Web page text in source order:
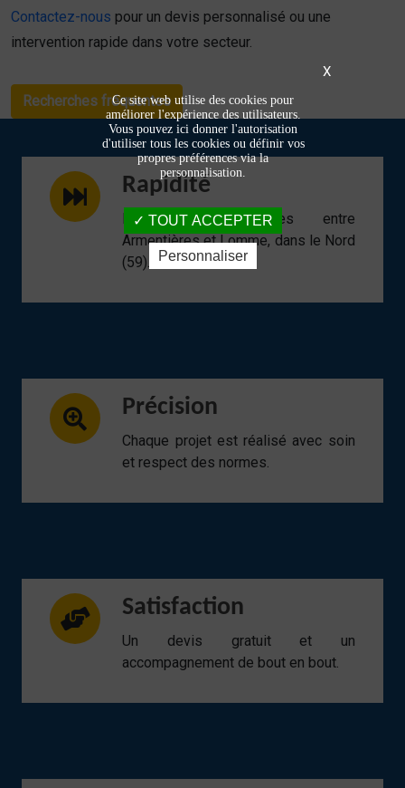
Contactez-nous pour un devis personnalisé ou une
intervention rapide dans votre secteur.
Recherches fréquentes
Rapidité
Interventions réactives entre
Armentières et Lomme, dans le Nord
(59).
Précision
Chaque projet est réalisé avec soin
et respect des normes.
Satisfaction
Un devis gratuit et un
accompagnement de bout en bout.
X
Ce site web utilise des cookies pour
améliorer l'expérience des utilisateurs.
Vous pouvez ici donner l'autorisation
d'utiliser tous les cookies ou définir vos
propres préférences via la
personnalisation.
TOUT ACCEPTER
Personnaliser